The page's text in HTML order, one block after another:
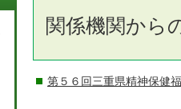
関係機関から
第５６回三重県精神保健